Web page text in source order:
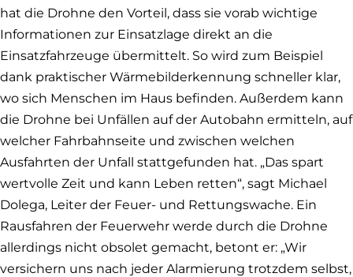
hat die Drohne den Vorteil, dass sie vorab wichtige
Informationen zur Einsatzlage direkt an die
Einsatzfahrzeuge übermittelt. So wird zum Beispiel
dank praktischer Wärmebilderkennung schneller klar,
wo sich Menschen im Haus befinden. Außerdem kann
die Drohne bei Unfällen auf der Autobahn ermitteln, auf
welcher Fahrbahnseite und zwischen welchen
Ausfahrten der Unfall stattgefunden hat. „Das spart
wertvolle Zeit und kann Leben retten“, sagt Michael
Dolega, Leiter der Feuer- und Rettungswache. Ein
Rausfahren der Feuerwehr werde durch die Drohne
allerdings nicht obsolet gemacht, betont er: „Wir
versichern uns nach jeder Alarmierung trotzdem selbst,